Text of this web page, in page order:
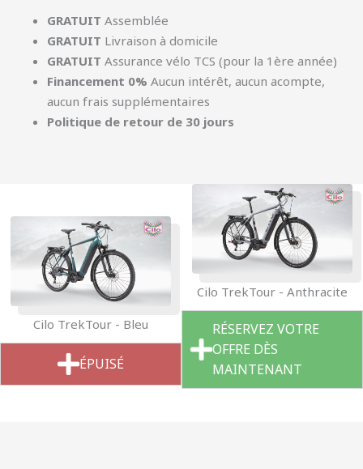
GRATUIT Assemblée
GRATUIT Livraison à domicile
GRATUIT Assurance vélo TCS (pour la 1ère année)
Financement 0% Aucun intérêt, aucun acompte,
aucun frais supplémentaires
Politique de retour de 30 jours
Cilo TrekTour - Bleu
ÉPUISÉ
Cilo TrekTour - Anthracite
RÉSERVEZ VOTRE
OFFRE DÈS
MAINTENANT